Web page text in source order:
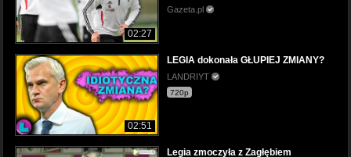
02:27
Gazeta.pl
02:51
LEGIA dokonała GŁUPIEJ ZMIANY?
LANDRIYT
720p
Legia zmoczyła z Zagłębiem